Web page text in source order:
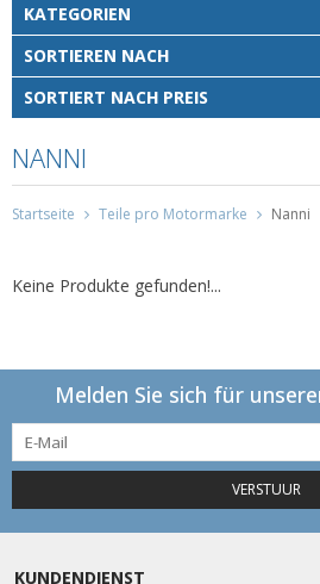
KATEGORIEN
SORTIEREN NACH
SORTIERT NACH PREIS
NANNI
Startseite Teile pro Motormarke Nanni
Keine Produkte gefunden!...
Melden Sie sich für
VERSTUUR
KUNDENDIENST